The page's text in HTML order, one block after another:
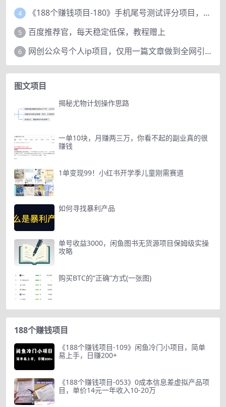
4 《188个赚钱项目-180》手机尾号测试评分项目，短视频直播日赚200+
5 百度推荐官，每天稳定低保，教程赠上
6 网创公众号个人ip项目，仅用一篇文章做到全网引流！
图文项目
揭秘尤物计划操作思路
一单10块，月赚两三万，你看不起的副业真的很
赚钱
1单变现99！小红书开学季儿童刚需赛道
如何寻找暴利产品
单号收益3000，闲鱼图书无货源项目保姆级实操
攻略
购买BTC的“正确”方式(一张图)
188个赚钱项目
《188个赚钱项目-109》闲鱼冷门小项目，简单
易上手，日赚200+
《188个赚钱项目-053》0成本信息差虚拟产品项
目，单价14元一年收入10-20万